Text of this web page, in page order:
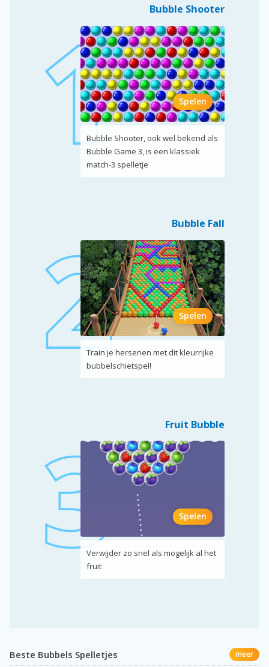
Bubble Shooter
Spelen
Bubble Shooter, ook wel bekend als
Bubble Game 3, is een klassiek
match-3 spelletje
Bubble Fall
Spelen
Train je hersenen met dit kleurrijke
bubbelschietspel!
Fruit Bubble
Spelen
Verwijder zo snel als mogelijk al het
fruit
Beste Bubbels Spelletjes meer